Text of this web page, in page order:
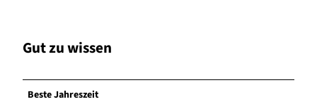
Gut zu wissen
Beste Jahreszeit